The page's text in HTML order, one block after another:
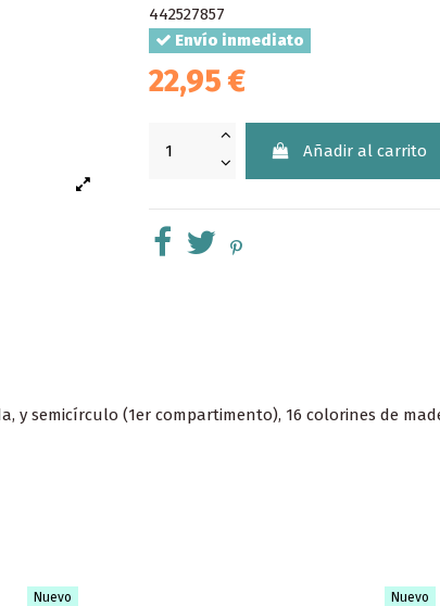
442527857
Envío inmediato
22,95 €
Añadir al carrito
semicírculo (1er compartimento), 16 colorines de
Nuevo Nuevo